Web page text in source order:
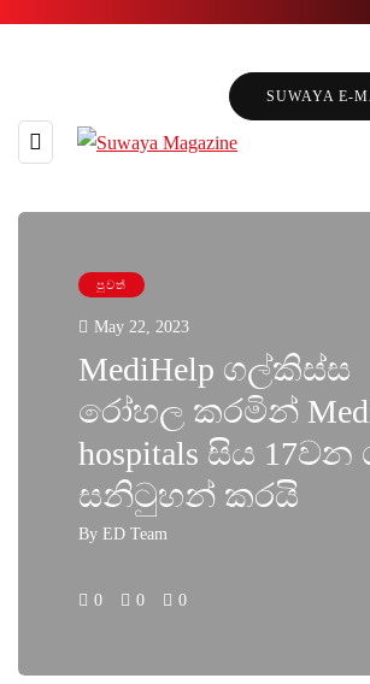
SUWAYA E-
පුවත්
May 22, 2023
MediHelp ගල්කිස්ස
රෝහල කරමින්
hospitals සිය 17වන
සනිටුහන් කරයි
By ED Team
0 0 0